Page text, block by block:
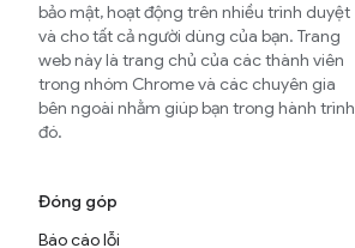
bảo mật, hoạt động trên nhiều trình duyệt
và cho tất cả người dùng của bạn. Trang
web này là trang chủ của các thành viên
trong nhóm Chrome và các chuyên gia
bên ngoài nhằm giúp bạn trong hành trình
đó.
Đóng góp
Báo cáo lỗi